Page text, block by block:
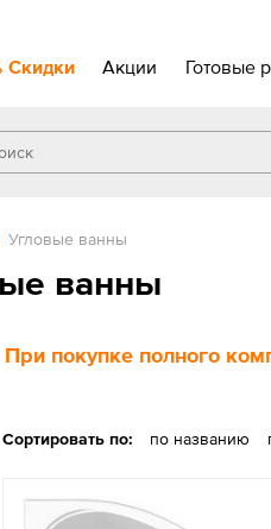
Скидки Акции Готовые
Угловые ванны
ванны
При покупке полного
Сортировать по: по названию